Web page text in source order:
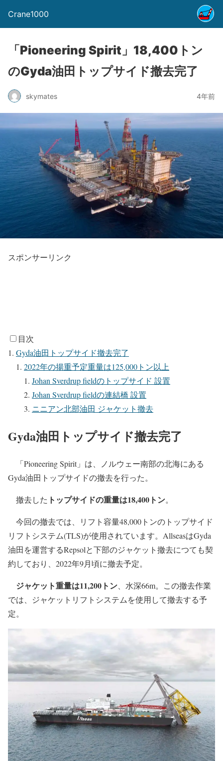
Crane1000
「Pioneering Spirit」18,400トン
のGyda油田トップサイド撤去完了
skymates 4年前
スポンサーリンク
目次
Gyda油田トップサイド撤去完了
2022年の揚重予定重量は125,000トン以上
Johan Sverdrup fieldのトップサイド 設置
Johan Sverdrup fieldの連結橋 設置
ニニアン北部油田 ジャケット撤去
Gyda油田トップサイド撤去完了
「Pioneering Spirit」は、ノルウェー南部の北海にある
Gyda油田トップサイドの撤去を行った。
撤去した トップサイドの重量は18,400トン。
今回の撤去では、リフト容量48,000トンのトップサイド
リフトシステム(TLS)が使用されています。AllseasはGyda
油田を運営するRepsolと下部のジャケット撤去につても契
約しており、2022年9月頃に撤去予定。
ジャケット重量は11,200トン、水深66m。この撤去作業
では、ジャケットリフトシステムを使用して撤去する予
定。